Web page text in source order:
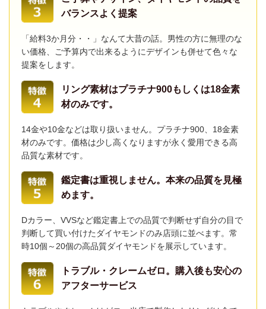
バランスよく提案
「給料3か月分・・」なんて大昔の話。男性の方に無理のな
い価格、ご予算内で出来るようにデザインも併せて色々な
提案をします。
リング素材はプラチナ900もしくは18金素
材のみです。
14金や10金などは取り扱いません。プラチナ900、18金素
材のみです。価格は少し高くなりますが永く愛用できる高
品質な素材です。
鑑定書は重視しません。本来の品質を見極
めます。
Dカラー、VVSなど鑑定書上での品質で判断せず自分の目で
判断して買い付けたダイヤモンドのみ店頭に並べます。常
時10個～20個の高品質ダイヤモンドを展示しています。
トラブル・クレームゼロ。購入後も安心の
アフターサービス